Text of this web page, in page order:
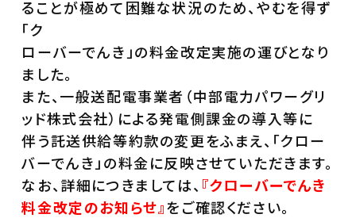
ることが極めて困難な状況のため、やむを得ず
「ク
ローバーでんき」の料金改定実施の運びとなり
ました。
また、一般送配電事業者（中部電力パワーグリ
ッド株式会社）による発電側課金の導入等に
伴う託送供給等約款の変更をふまえ、「クロー
バーでんき」の料金に反映させていただきます。
なお、詳細につきましては、 『クローバーでんき
料金改定のお知らせ』をご確認ください。